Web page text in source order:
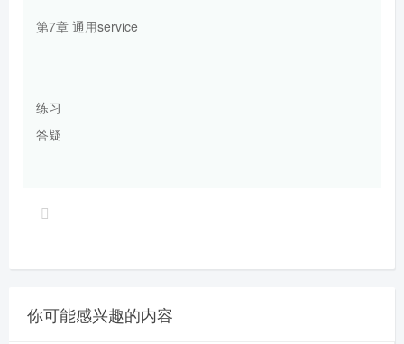
第7章 通用service
练习
答疑
你可能感兴趣的内容